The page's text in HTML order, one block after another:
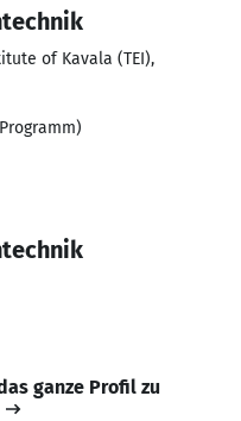
of Kavala (TEI),
ganze Profil zu